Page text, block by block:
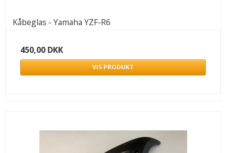
Kåbeglas - Yamaha YZF-R6
450,00 DKK
VIS PRODUKT